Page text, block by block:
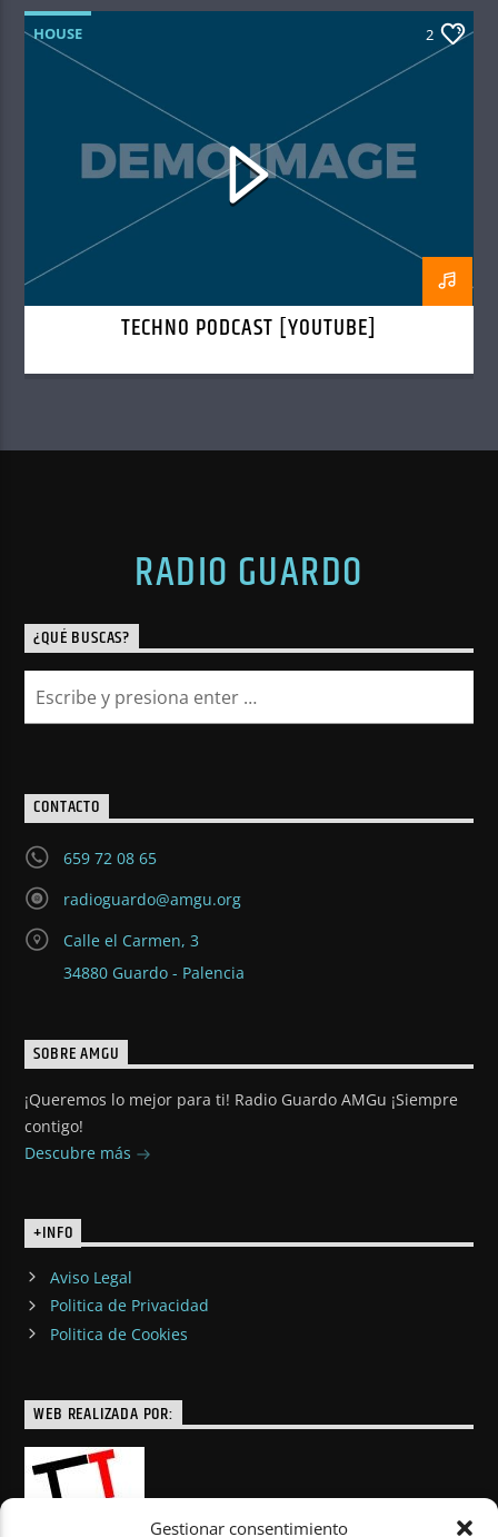
Gestionar consentimiento
HOUSE 2
TECHNO PODCAST [YOUTUBE]
RADIO GUARDO
¿QUÉ BUSCAS?
CONTACTO
659 72 08 65
radioguardo@amgu.org
Calle el Carmen, 3
34880 Guardo - Palencia
SOBRE AMGU
¡Queremos lo mejor para ti! Radio Guardo AMGu ¡Siempre
contigo!
Descubre más
+INFO
Aviso Legal
Politica de Privacidad
Politica de Cookies
WEB REALIZADA POR: